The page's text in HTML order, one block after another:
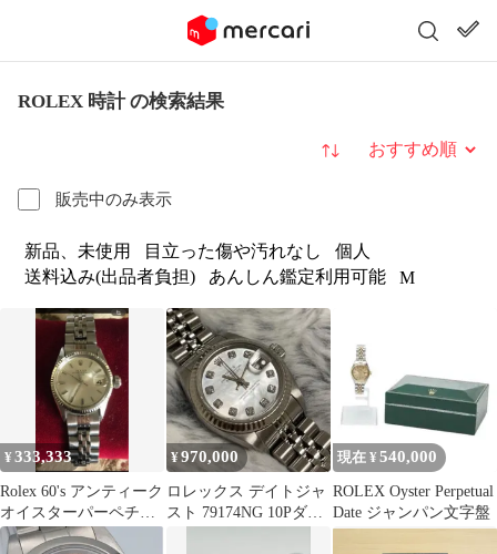
ROLEX 時計 の検索結果
販売中のみ表示
並び替え
新品、未使用 目立った傷や汚れなし
個人
送料込み(出品者負担)
あんしん鑑定利用可能 M
¥333,333
Rolex 60's アンティーク
オイスターパーペチュ
アルデイト
¥970,000
ロレックス デイトジャ
スト 79174NG 10Pダイ
現在 ¥ 540,000
ROLEX Oyster Perpetual
Date ジャンパン文字盤